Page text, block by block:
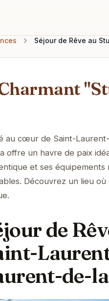
Séjour de Rêve au
au cœur de Saint-
offre un havre de paix
et ses
Découvrez un lieu
de
de-